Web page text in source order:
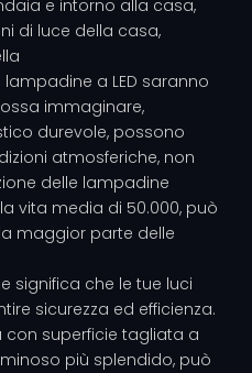
e intorno alla casa,
di luce della casa,
a LED saranno
immaginare,
durevole, possono
atmosferiche, non
delle lampadine
vita media di 50.000, può
maggior parte delle
significa che le tue luci
sicurezza ed efficienza.
con superficie tagliata a
più splendido, può